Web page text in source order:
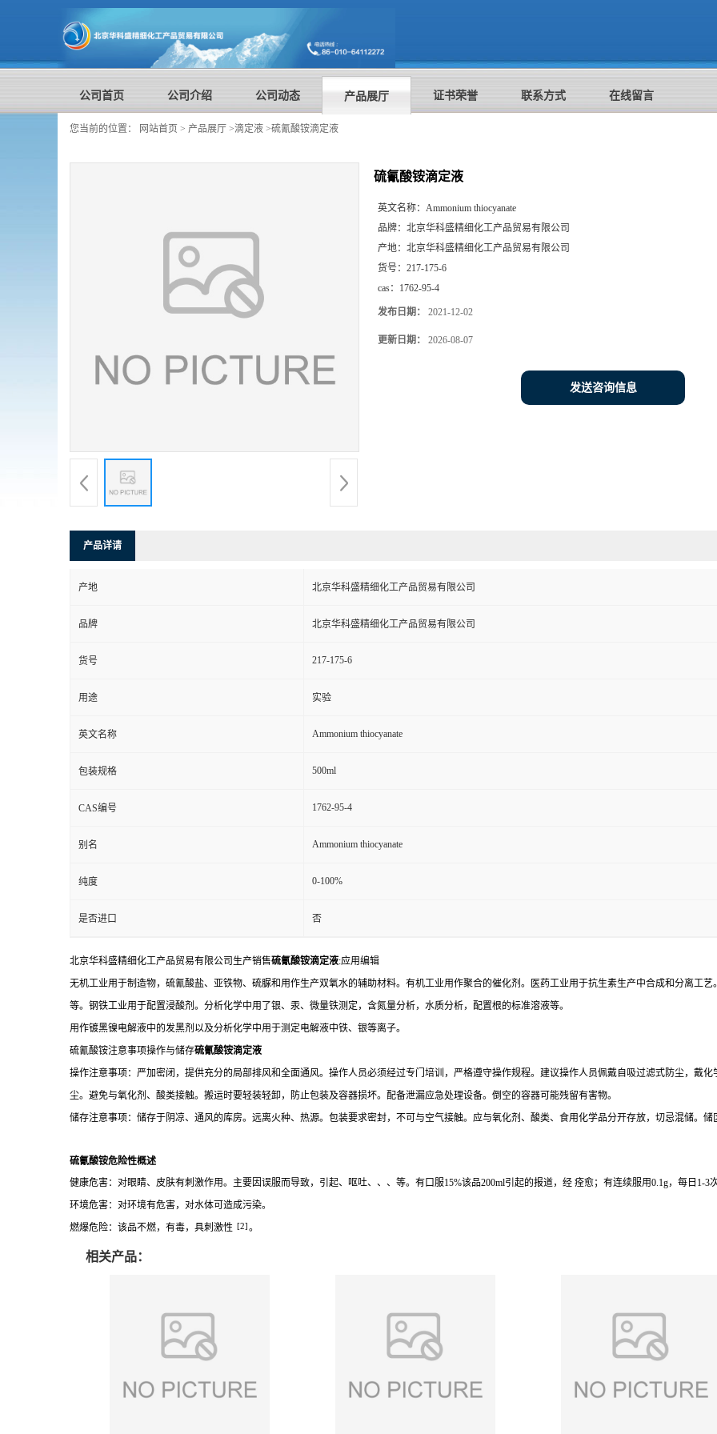
公司首页 公司介绍 公司动态 产品展厅 证书荣誉 联系方式 在线留言
您当前的位置： 网站首页 > 产品展厅 >滴定液 >硫氰酸铵滴定液
硫氰酸铵滴定液
英文名称： Ammonium thiocyanate
品牌： 北京华科盛精细化工产品贸易有限公司
产地： 北京华科盛精细化工产品贸易有限公司
货号： 217-175-6
cas： 1762-95-4
发布日期： 2021-12-02
更新日期： 2026-08-07
发送咨询信息
产品详请
产地 北京华科盛精细化工产品贸易有限公司
品牌 北京华科盛精细化工产品贸易有限公司
货号 217-175-6
用途 实验
英文名称 Ammonium thiocyanate
包装规格 500ml
CAS编号 1762-95-4
别名 Ammonium thiocyanate
纯度 0-100%
是否进口 否
北京华科盛精细化工产品贸易有限公司生产销售硫氰酸铵滴定液:应用编辑
无机工业用于制造物，硫氰酸盐、亚铁物、硫脲和用作生产双氧水的辅助材料。有机工业用作聚合的催化剂。医药工业用于抗生素生产中合成和分离工
等。钢铁工业用于配置浸酸剂。分析化学中用了银、汞、微量铁测定，含氮量分析，水质分析，配置根的标准溶液等。
用作镀黑镍电解液中的发黑剂以及分析化学中用于测定电解液中铁、银等离子。
硫氰酸铵注意事项操作与储存硫氰酸铵滴定液
操作注意事项：严加密闭，提供充分的局部排风和全面通风。操作人员必须经过专门培训，严格遵守操作规程。建议操作人员佩戴自吸过滤式防尘，戴
尘。避免与氧化剂、酸类接触。搬运时要轻装轻卸，防止包装及容器损坏。配备泄漏应急处理设备。倒空的容器可能残留有害物。
储存注意事项：储存于阴凉、通风的库房。远离火种、热源。包装要求密封，不可与空气接触。应与氧化剂、酸类、食用化学品分开存放，切忌混储。
硫氰酸铵危险性概述
健康危害：对眼睛、皮肤有刺激作用。主要因误服而导致，引起、呕吐、、、等。有口服15%该品200ml引起的报道，经 痊愈；有连续服用0.1g，每日1-3
环境危害：对环境有危害，对水体可造成污染。
燃爆危险：该品不燃，有毒，具刺激性 [2]。
相关产品：